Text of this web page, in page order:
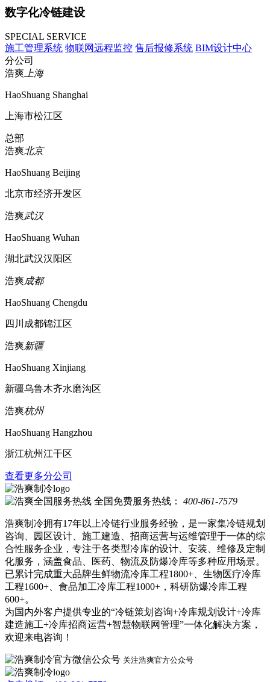
数字化冷链建设
SPECIAL SERVICE
施工管理系统 物联网远程监控 售后报修系统 BIM设计中心
分公司
浩爽上海
HaoShuang Shanghai
上海市松江区
总部
浩爽北京
HaoShuang Beijing
北京市经济开发区
浩爽武汉
HaoShuang Wuhan
湖北武汉汉阳区
浩爽成都
HaoShuang Chengdu
四川成都锦江区
浩爽新疆
HaoShuang Xinjiang
新疆乌鲁木齐水磨沟区
浩爽杭州
HaoShuang Hangzhou
浙江杭州江干区
查看更多分公司
全国免费服务热线： 400-861-7579
浩爽制冷拥有17年以上冷链行业服务经验，是一家集冷链规划
咨询、园区设计、施工建造、招商运营与运维管理于一体的综
合性服务企业，专注于各类型冷库的设计、安装、维修及定制
化服务，涵盖食品、医药、物流及防爆冷库等多种应用场景。
已累计完成重大品牌生鲜物流冷库工程1800+、生物医疗冷库
工程1600+、食品加工冷库工程1000+，科研防爆冷库工程
600+。
为国内外客户提供专业的“冷链策划咨询+冷库规划设计+冷库
建造施工+冷库招商运营+智慧物联网管理”一体化解决方案，
欢迎来电咨询！
关注浩爽官方公众号